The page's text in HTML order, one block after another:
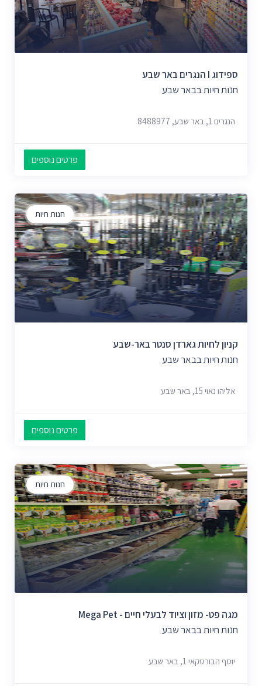
ספידוג I הנגרים באר שבע
חנות חיות בבאר שבע
הנגרים 1, באר שבע, 8488977
פרטים נוספים
חנות חיות
קניון לחיות גארדן סנטר באר-שבע
חנות חיות בבאר שבע
אליהו נאוי 15, באר שבע
פרטים נוספים
חנות חיות
מגה פט- מזון וציוד לבעלי חיים - Mega Pet
חנות חיות בבאר שבע
יוסף הבורסקאי 1, באר שבע